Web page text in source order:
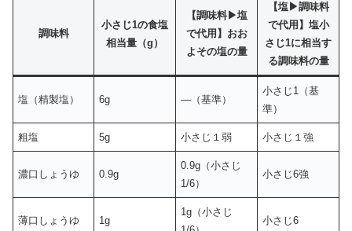
調味料
小さじ1の食塩
相当量（g）
【調味料▶︎塩
で代用】 おお
よその塩の量
【塩▶︎調味料
で代用】塩小
さじ1に相当す
る調味料の量
塩（精製塩） 6g —（基準）
小さじ1（基
準）
粗塩 5g 小さじ１弱 小さじ１強
濃口しょうゆ 0.9g
0.9g（小さじ
1/6）
小さじ6強
薄口しょうゆ 1g
1g（小さじ
小さじ6